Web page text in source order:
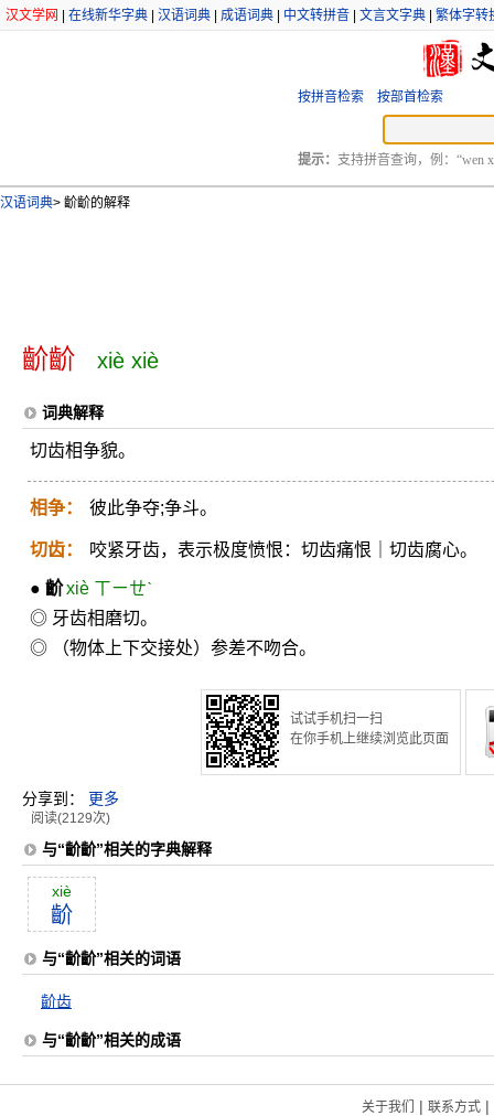
汉文学网 在线新华字典 汉语词典 成语词典 中文转拼音 文言文字典 繁体字转
按拼音检索 按部首检索
提示： 支持拼音查询，例：“wen
汉语词典> 齘齘的解释
齘齘 xiè xiè
词典解释
切齿相争貌。
相争： 彼此争夺;争斗。
切齿： 咬紧牙齿，表示极度愤恨：切齿痛恨｜切齿腐心。
● 齘xiè ㄒㄧㄝˋ
◎ 牙齿相磨切。
◎ （物体上下交接处）参差不吻合。
试试手机扫一扫
在你手机上继续浏览此页面
分享到： 更多
阅读(2129次)
与“齘齘”相关的字典解释
xiè
齘
与“齘齘”相关的词语
齘齿
与“齘齘”相关的成语
关于我们 | 联系方式|